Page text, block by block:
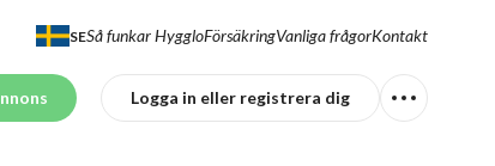
SESå funkar HyggloFörsäkringVanliga frågorKontakt
Logga in eller registrera dig